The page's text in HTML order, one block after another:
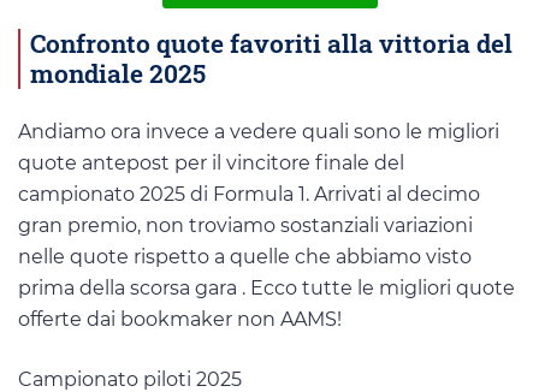
Confronto quote favoriti alla vittoria del
mondiale 2025
Andiamo ora invece a vedere quali sono le migliori
quote antepost per il vincitore finale del
campionato 2025 di Formula 1. Arrivati al decimo
gran premio, non troviamo sostanziali variazioni
nelle quote rispetto a quelle che abbiamo visto
prima della scorsa gara . Ecco tutte le migliori quote
offerte dai bookmaker non AAMS!
Campionato piloti 2025